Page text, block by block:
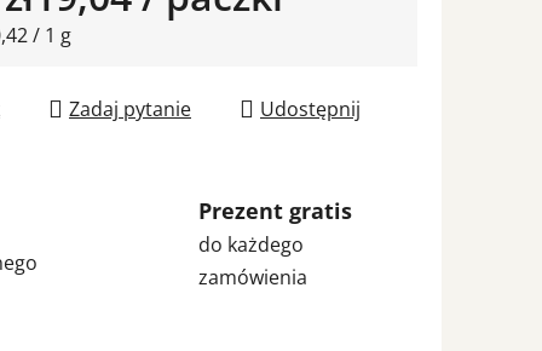
/ 1 g
Zadaj pytanie Udostępnij
Prezent gratis
do każdego
zamówienia